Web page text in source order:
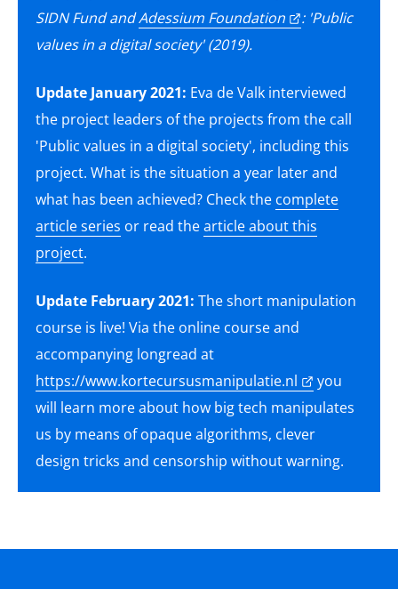
SIDN Fund andAdessium Foundation
: 'Public
values in a digital society' (2019).
Update January 2021: Eva de Valk interviewed
the project leaders of the projects from the call
'Public values in a digital society', including this
project. What is the situation a year later and
what has been achieved? Check the complete
article series or read thearticle about this
project.
Update February 2021: The short manipulation
course is live! Via the online course and
accompanying longread at
https://www.kortecursusmanipulatie.nl
you
will learn more about how big tech manipulates
us by means of opaque algorithms, clever
design tricks and censorship without warning.